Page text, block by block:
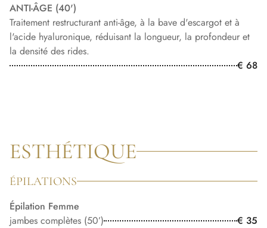
ANTI-ÂGE (40')
Traitement restructurant anti-âge, à la bave d'escargot et à
l'acide hyaluronique, réduisant la longueur, la profondeur et
la densité des rides.
€ 68
ESTHÉTIQUE
ÉPILATIONS
Épilation Femme
jambes complètes (50’)
€ 35